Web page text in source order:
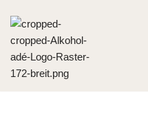
Zum
Inhalt
springen